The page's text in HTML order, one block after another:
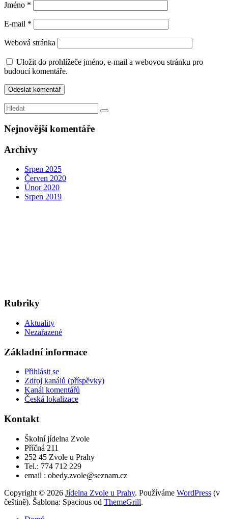
Jméno *
E-mail *
Webová stránka
Uložit do prohlížeče jméno, e-mail a webovou stránku pro
budoucí komentáře.
Nejnovější komentáře
Archivy
Srpen 2025
Červen 2020
Únor 2020
Srpen 2019
Rubriky
Aktuality
Nezařazené
Základní informace
Přihlásit se
Zdroj kanálů (příspěvky)
Kanál komentářů
Česká lokalizace
Kontakt
Školní jídelna Zvole
Příčná 211
252 45 Zvole u Prahy
Tel.: 774 712 229
email : obedy.zvole@seznam.cz
Copyright © 2026 Jídelna Zvole u Prahy. Používáme WordPress (v
češtině). Šablona: Spacious od ThemeGrill.